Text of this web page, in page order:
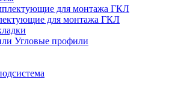
для монтажа ГКЛ
Угловые профили